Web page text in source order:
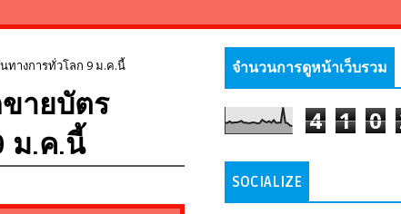
ทางการทั่วโลก 9 ม.ค.นี้
ขายบัตร
ม.ค.นี้
จำนวนการดูหน้าเว็บรวม
4 1 0
SOCIALIZE